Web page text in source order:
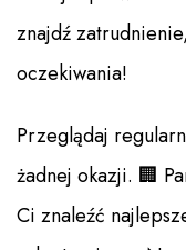
znajdź
oczekiwania!
Przeglądaj
żadnej okazji. 🏢
Ci znaleźć